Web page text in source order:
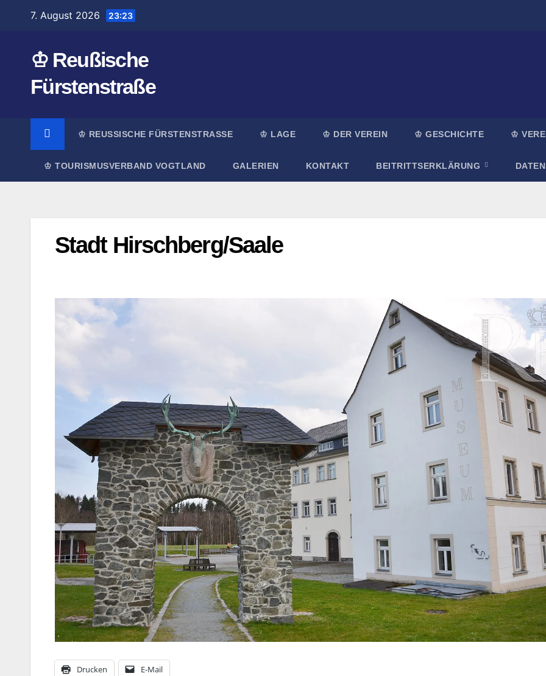
7. August 2026 23:23
♔ Reußische
Fürstenstraße
♔ REUSSISCHE FÜRSTENSTRASSE ♔ LAGE ♔ DER VEREIN ♔ GESCHICHTE ♔
♔ TOURISMUSVERBAND VOGTLAND GALERIEN KONTAKT BEITRITTSERKLÄRUNG
Stadt Hirschberg/Saale
Drucken E-Mail